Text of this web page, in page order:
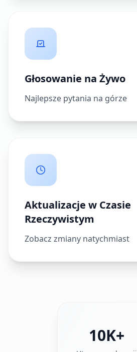
Głosowanie na Żywo
Najlepsze pytania na górze
Aktualizacje w Czasie
Rzeczywistym
Zobacz zmiany natychmiast
10K+